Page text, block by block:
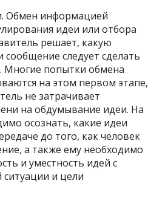
Обмен информацией
идеи или отбора
решает, какую
следует сделать
Многие попытки обмена
на этом первом этапе,
не затрачивает
на обдумывание идеи. На
осознать, какие идеи
до того, как человек
а также ему необходимо
и уместность идей с
и цели